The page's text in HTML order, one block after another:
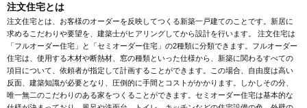
注文住宅とは
注文住宅とは、お客様のオーダーを反映してつくる新築一戸建てのことです。新居に
求めるこだわりや要望を、建築士がヒアリングしてから設計を行います。 注文住宅は
「フルオーダー住宅」と「セミオーダー住宅」の2種類に分類できます。フルオーダー
住宅は、使用する木材や断熱材、窓の種類といった仕様から、新築に関わるすべての
項目について、依頼者が指定して計画することができます。この場合、自由度は高い
反面、建築知識が必要となり、圧倒的に手間とコストがかかります。しかしその分、
唯一無二のこだわりのある家をつくることができます。セミオーダー住宅は基本的な